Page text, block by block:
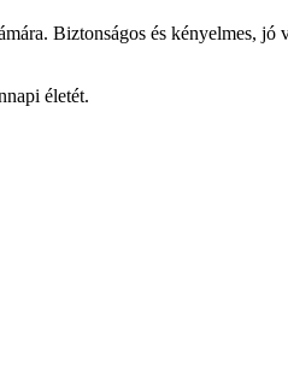
Biztonságos és kényelmes, jó
életét.